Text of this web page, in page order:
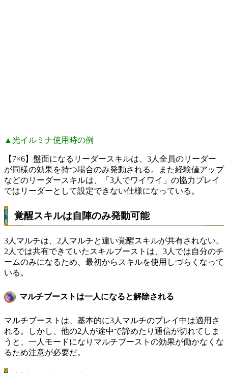
▲光イルミナ使用時の例
【7×6】盤面になるリーダースキルは、3人全員のリーダー
が同様の効果を持つ場合のみ発動される。また経験値アップ
などのリーダースキルは、「3人でワイワイ」の協力プレイ
ではリーダーとして設定できない仕様になっている。
覚醒スキルは自陣のみ発動可能
3人マルチは、2人マルチと違い覚醒スキルが共有されない。
2人では共有できていたスキルブーストは、3人では自分のチ
ームのみになるため、最初からスキルを使用しづらくなって
いる。
マルチブーストは一人になると解除される
マルチブーストは、基本的に3人マルチのプレイ中は適用さ
れる。しかし、他の2人が途中で諦めたり通信が切れてしま
うと、一人モードになりマルチブーストの効果が働かなくな
るため注意が必要だ。